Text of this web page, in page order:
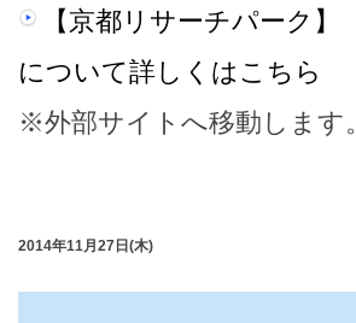
【京都リサーチパーク
について詳しくはこちら
※外部サイトへ移動します。
2014年11月27日(木)